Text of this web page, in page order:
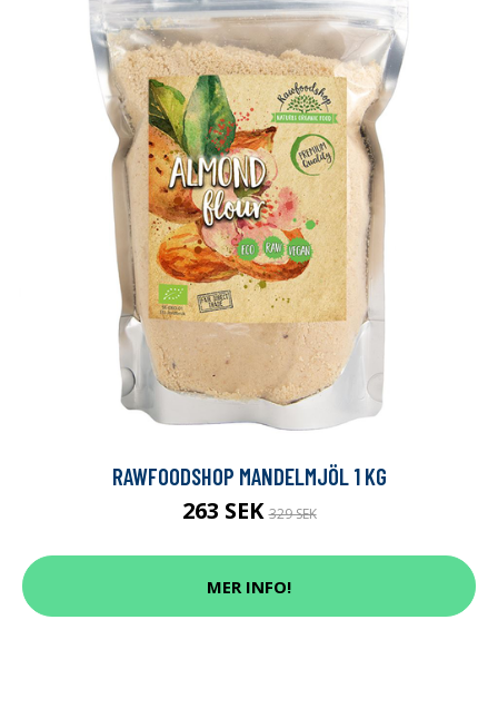
RAWFOODSHOP MANDELMJÖL 1 KG
263 SEK329 SEK
MER INFO!